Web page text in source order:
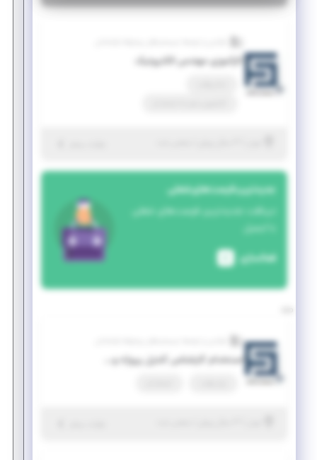
کارآموزی مهندس الکترونیک
جدیدترین فرصت‌های شغلی
دریافت جدیدترین فرصت‌های شغلی
با ایمیل
فعالسازی